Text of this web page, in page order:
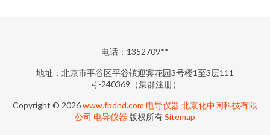
电话：1352709**
地址：北京市平谷区平谷镇迎宾花园3号楼1至3层111
号-240369（集群注册）
Copyright © 2026www.fbdnd.com 电导仪器 北京化中闲科技有限
公司 电导仪器 版权所有Sitemap